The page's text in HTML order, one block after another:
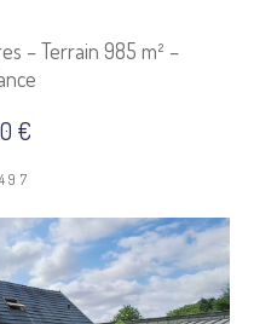
– Terrain 985 m² –
€
EXCLUSIVITÉS